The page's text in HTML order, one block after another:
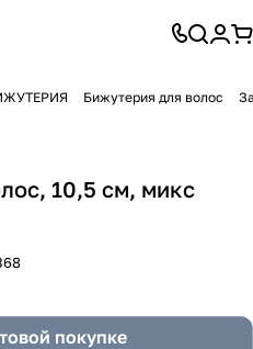
Бижутерия для волос
10,5 см, микс
покупке